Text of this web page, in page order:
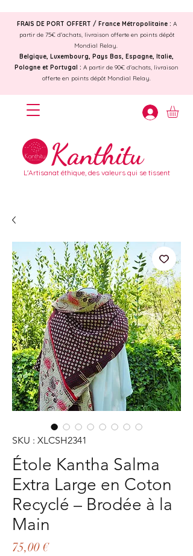
Kanthitu
L'Artisanat éthique, des valeurs qui se tissent
FRAIS DE PORT OFFERT / France Métropolitaine : A
partir de 75€ d'achats, livraison offerte en points dépôt
Mondial Relay.
Belgique, Luxembourg, Pays Bas, Espagne, Italie,
Pologne et Portugal : A partir de 90€ d'achats, livraison
offerte en points dépôt Mondial Relay.
SKU : XLCSH2341
Étole Kantha Salma
Extra Large en Coton
Recyclé – Brodée à la
Main
75,00 €Prix